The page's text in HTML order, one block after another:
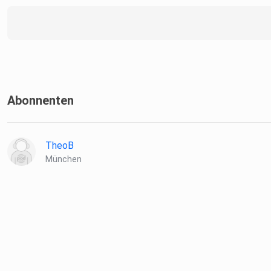
Abonnenten
TheoB
München